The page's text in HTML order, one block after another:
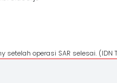
setelah operasi SAR selesai.